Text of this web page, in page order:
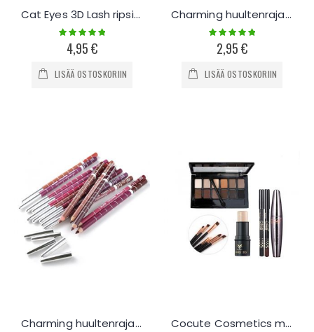
Cat Eyes 3D Lash ripsiväri
Rating:
100%
4,95 €
LISÄÄ OSTOSKORIIN
Charming huultenrajauskynä
Rating:
100%
2,95 €
LISÄÄ OSTOSKORIIN
Charming huultenrajauskynät 12kpl Cocute Cosmetics meikkisetti - A